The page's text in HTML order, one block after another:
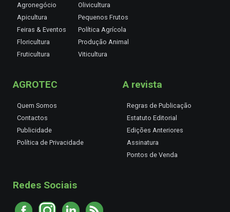
Agronegócio
Apicultura
Feiras & Eventos
Floricultura
Fruticultura
Olivicultura
Pequenos Frutos
Política Agrícola
Produção Animal
Viticultura
AGROTEC
Quem Somos
Contactos
Publicidade
Política de Privacidade
A revista
Regras de Publicação
Estatuto Editorial
Edições Anteriores
Assinatura
Pontos de Venda
Redes Sociais